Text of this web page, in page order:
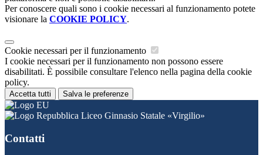
Per conoscere quali sono i cookie necessari al funzionamento potete
visionare la COOKIE POLICY.
Cookie necessari per il funzionamento
I cookie necessari per il funzionamento non possono essere
disabilitati. È possibile consultare l'elenco nella pagina della cookie
policy.
Accetta tutti Salva le preferenze
Liceo Ginnasio Statale «Virgilio»
Contatti